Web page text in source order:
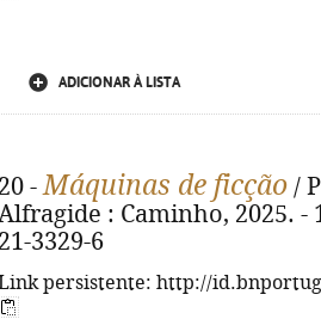
ADICIONAR À LISTA
20 -Máquinas de ficção /
: Caminho, 2025. -
21-3329-6
persistente: http://